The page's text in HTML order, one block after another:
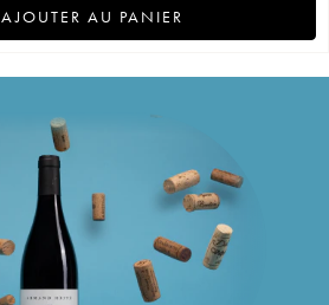
AJOUTER AU PANIER